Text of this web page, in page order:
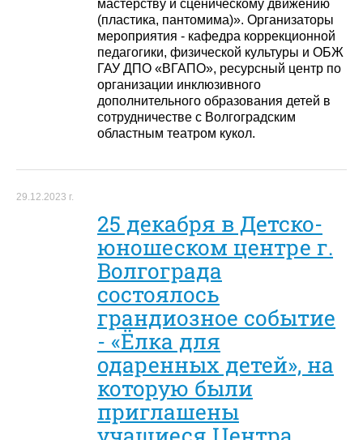
мастерству и сценическому движению
(пластика, пантомима)». Организаторы
мероприятия - кафедра коррекционной
педагогики, физической культуры и ОБЖ
ГАУ ДПО «ВГАПО», ресурсный центр по
организации инклюзивного
дополнительного образования детей в
сотрудничестве с Волгоградским
областным театром кукол.
29.12.2023 г.
25 декабря в Детско-
юношеском центре г.
Волгограда
состоялось
грандиозное событие
- «Ёлка для
одаренных детей», на
которую были
приглашены